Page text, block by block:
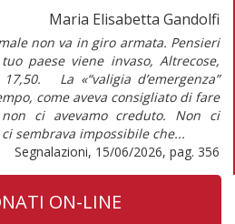
Maria Elisabetta Gandolfi
non va in giro armata. Pensieri
paese viene invaso, Altrecose,
La «“valigia d’emergenza”
come aveva consigliato di fare
ci avevamo creduto. Non ci
sembrava impossibile che...
Segnalazioni, 15/06/2026, pag. 356
ON-LINE